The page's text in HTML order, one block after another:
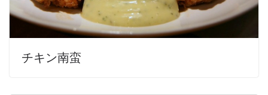
チキン南蛮